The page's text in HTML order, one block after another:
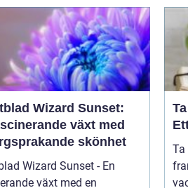
Wizard Sunset:
växt med
skönhet
Wizard Sunset - En
växt med en
Ta